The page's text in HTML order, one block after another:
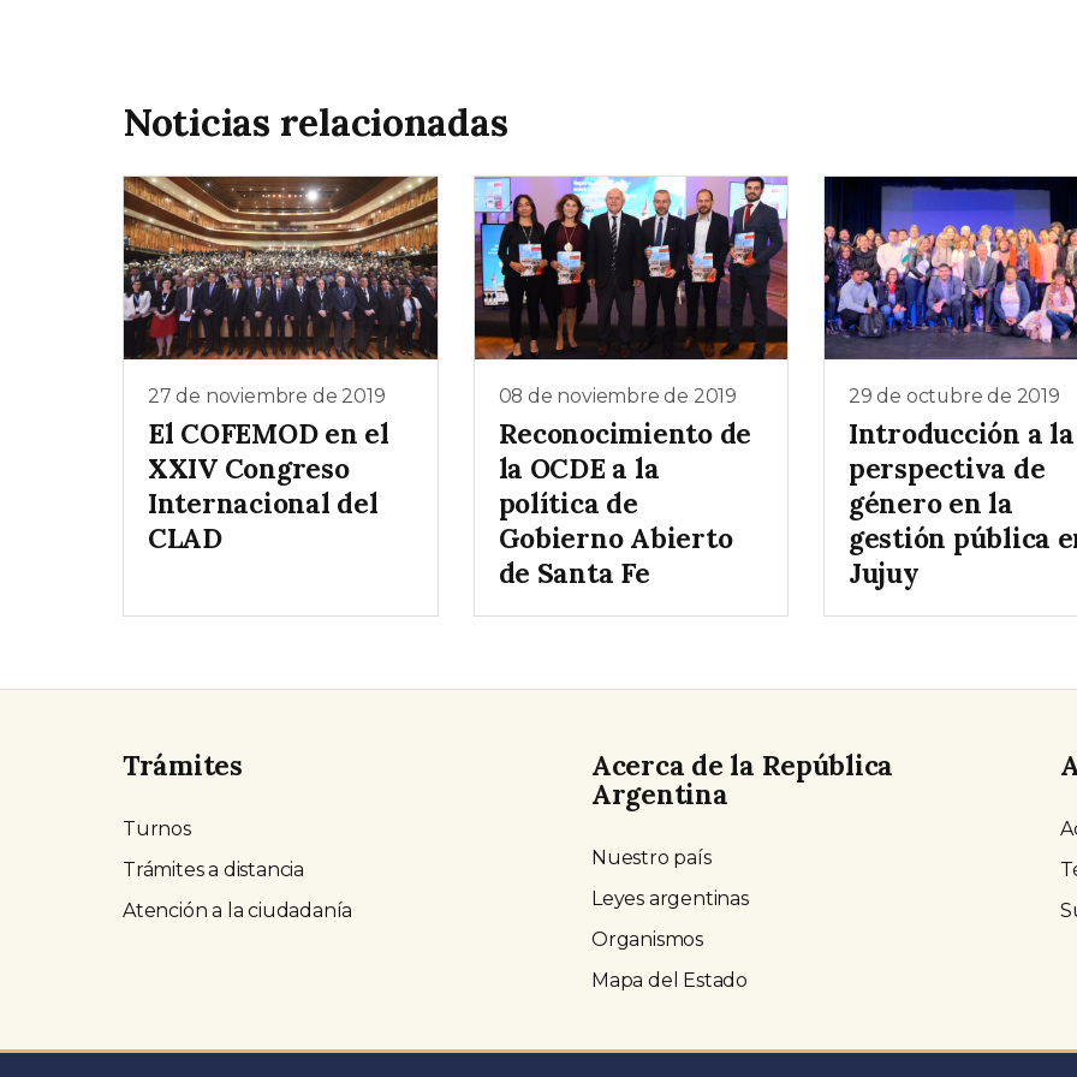
Noticias relacionadas
27 de noviembre de 2019
El COFEMOD en el
XXIV Congreso
Internacional del
CLAD
08 de noviembre de 2019
Reconocimiento de
la OCDE a la
política de
Gobierno Abierto
de Santa Fe
29 de octubre de 2019
Introducción a la
perspectiva de
género en la
gestión pública
Jujuy
Trámites
Turnos
Trámites a distancia
Atención a la ciudadanía
Acerca de la República
Argentina
Nuestro país
Leyes argentinas
Organismos
Mapa del Estado